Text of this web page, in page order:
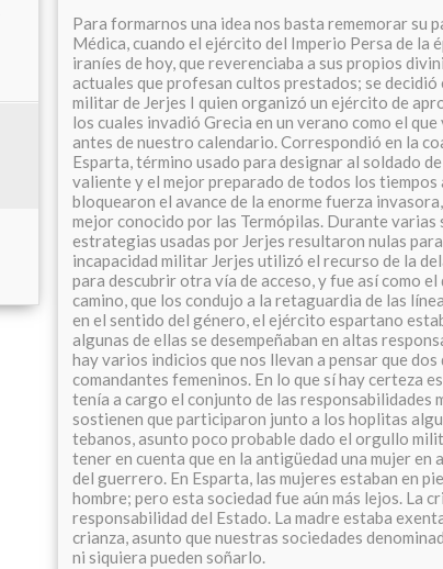
Para formarnos una idea nos basta rememorar su
Médica, cuando el ejército del Imperio Persa de la
iraníes de hoy, que reverenciaba a sus propios
actuales que profesan cultos prestados; se
militar de Jerjes I quien organizó un ejército de
los cuales invadió Grecia en un verano como el
antes de nuestro calendario. Correspondió en la
Esparta, término usado para designar al soldado
valiente y el mejor preparado de todos los
bloquearon el avance de la enorme fuerza
mejor conocido por las Termópilas. Durante varias
estrategias usadas por Jerjes resultaron nulas
incapacidad militar Jerjes utilizó el recurso de la
para descubrir otra vía de acceso, y fue así como
camino, que los condujo a la retaguardia de las
en el sentido del género, el ejército espartano
algunas de ellas se desempeñaban en altas
hay varios indicios que nos llevan a pensar que
comandantes femeninos. En lo que sí hay certeza
tenía a cargo el conjunto de las responsabilidades
sostienen que participaron junto a los hoplitas
tebanos, asunto poco probable dado el orgullo
tener en cuenta que en la antigüedad una mujer
del guerrero. En Esparta, las mujeres estaban en
hombre; pero esta sociedad fue aún más lejos. La
responsabilidad del Estado. La madre estaba
crianza, asunto que nuestras sociedades
ni siquiera pueden soñarlo.